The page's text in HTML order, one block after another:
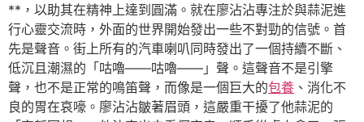
**，以助其在精神上達到圓滿。就在廖沾沾專注於與蒜泥進
行心靈交流時，外面的世界開始發出一些不對勁的信號。首
先是聲音。街上所有的汽車喇叭同時發出了一個持續不斷、
低沉且潮濕的「咕嚕——咕嚕——」聲。這聲音不是引擎
聲，也不是正常的鳴笛聲，而像是一個巨大的包養 、消化不
良的胃在哀嚎。廖沾沾皺著眉頭，這嚴重干擾了他蒜泥的